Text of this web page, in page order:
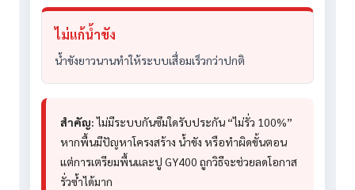
ไม่แก้น้ำขัง
น้ำขังยาวนานทำให้ระบบเสื่อมเร็วกว่าปกติ
สำคัญ:ไม่มีระบบกันซึมใดรับประกัน “ไม่รั่ว 100%”
หากพื้นมีปัญหาโครงสร้าง น้ำขัง หรือทำผิดขั้นตอน
แต่การเตรียมพื้นและปู GY400 ถูกวิธีจะช่วยลดโอกาส
รั่วซ้ำได้มาก